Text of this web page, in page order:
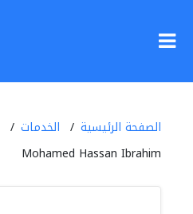
الصفحة الرئيسية الخدمات
Mohamed Hassan Ibrahim